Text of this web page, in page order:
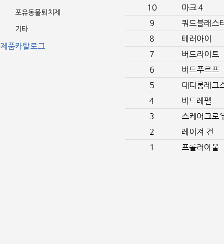
포유동물퇴치제
기타
제품카탈로그
10
마크 4
9
쿼드블래스
8
테러아이
7
버드라이트
6
버드푸르프
5
대디롱레그
4
버드레펠
3
스케어크로
2
레이져 건
1
프롤러아울